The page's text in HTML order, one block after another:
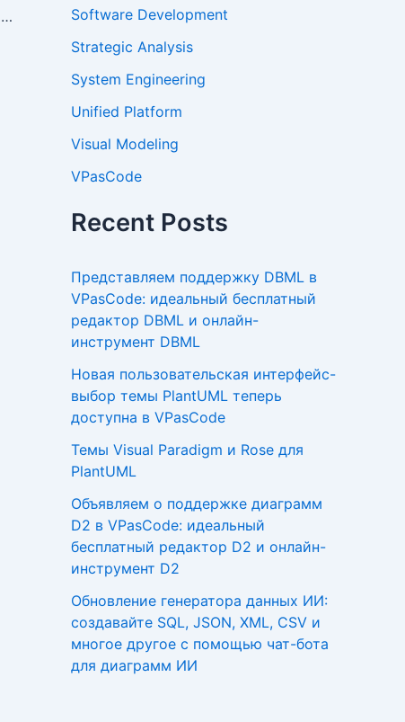
Редактирование PDF-файлов в Интернете с помощью редактора Word
Software Development
Strategic Analysis
System Engineering
Unified Platform
Visual Modeling
VPasCode
Recent Posts
Представляем поддержку DBML в
VPasCode: идеальный бесплатный
редактор DBML и онлайн-
инструмент DBML
Новая пользовательская интерфейс-
выбор темы PlantUML теперь
доступна в VPasCode
Темы Visual Paradigm и Rose для
PlantUML
Объявляем о поддержке диаграмм
D2 в VPasCode: идеальный
бесплатный редактор D2 и онлайн-
инструмент D2
Обновление генератора данных ИИ:
создавайте SQL, JSON, XML, CSV и
многое другое с помощью чат-бота
для диаграмм ИИ